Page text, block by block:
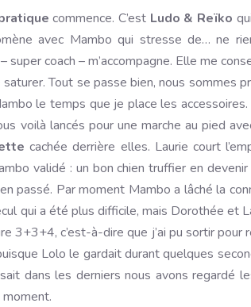
commence. C’est Ludo & Reïko
avec Mambo qui stresse de… ne
super coach – m’accompagne. Elle me
Tout se passe bien, nous sommes
le temps que je place les
voilà lancés pour une marche au pied
cachée derrière elles. Laurie court
validé : un bon chien truffier en
passé. Par moment Mambo a lâché la
qui a été plus difficile, mais Dorothée et
3+3+4, c’est-à-dire que j’ai pu sortir
Lolo le gardait durant quelques
dans les derniers nous avons regardé
moment.